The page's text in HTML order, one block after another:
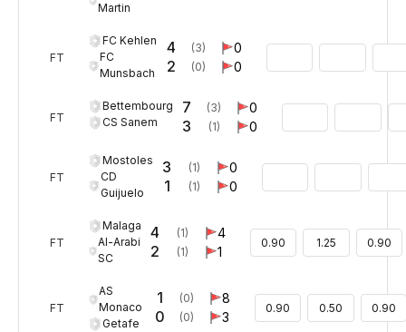
Martin
FT
FC Kehlen
FC
Munsbach
4
2
(3)
(0)
0
0
FT
Bettembourg
CS Sanem
7
3
(3)
(1)
0
0
FT
Mostoles
CD
Guijuelo
3
1
(1)
(1)
0
0
FT
Malaga
Al-Arabi
SC
4
2
(1)
(1)
4
1
0.90 1.25 0.90
FT
AS
Monaco
Getafe
1
0
(0)
(0)
8
3
0.90 0.50 0.90